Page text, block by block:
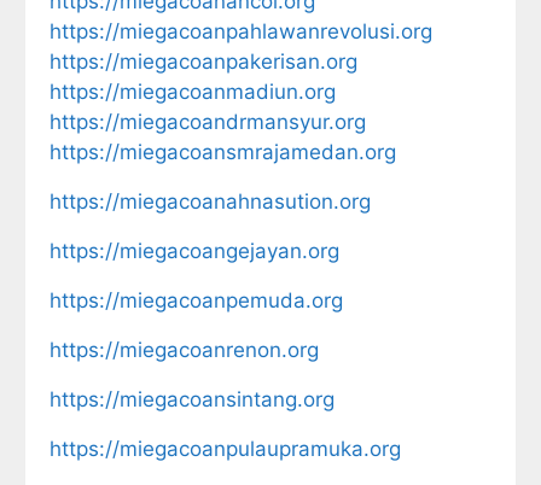
https://miegacoanpahlawanrevolusi.org
https://miegacoanpakerisan.org
https://miegacoanmadiun.org
https://miegacoandrmansyur.org
https://miegacoansmrajamedan.org
https://miegacoanahnasution.org
https://miegacoangejayan.org
https://miegacoanpemuda.org
https://miegacoanrenon.org
https://miegacoansintang.org
https://miegacoanpulaupramuka.org